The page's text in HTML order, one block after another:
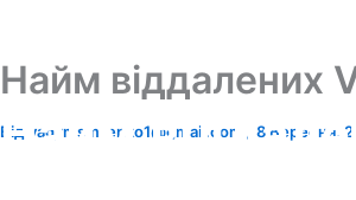
вмісту
Найм віддалених
Від vadymsmilenko1@gmail.com 8 Вересня,
Найм